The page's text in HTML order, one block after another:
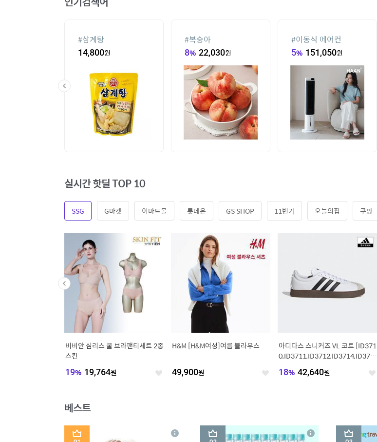
#삼계탕
14,800원
#복숭아
8% 22,030원
#이동식 에어컨
5% 151,050원
실시간 핫딜 TOP 10
SSG G마켓 이마트몰 롯데온 GS SHOP 11번가 오늘의집 쿠팡
비비안 심리스 쿨 브라팬티세트 2종
스킨
19% 19,764원 좋
H&M [H&M여성]여름 블라우스
49,900원 좋
아디다스 스니커즈 VL 코트 [ID371
0,ID3711,ID3712,ID3714,ID371
18% 42,640원 좋
베스트
1
상
2
상
3